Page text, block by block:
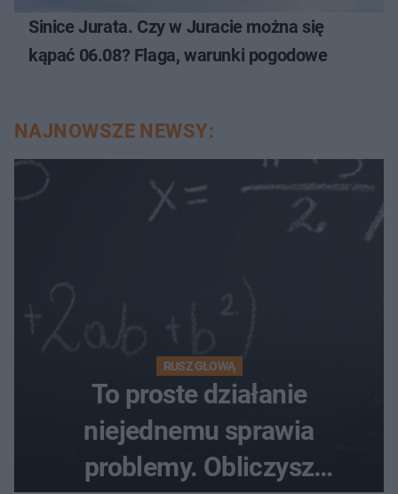
Sinice Jurata. Czy w Juracie można się
kąpać 06.08? Flaga, warunki pogodowe
NAJNOWSZE NEWSY:
RUSZ GŁOWĄ
To proste działanie
niejednemu sprawia
problemy. Obliczysz